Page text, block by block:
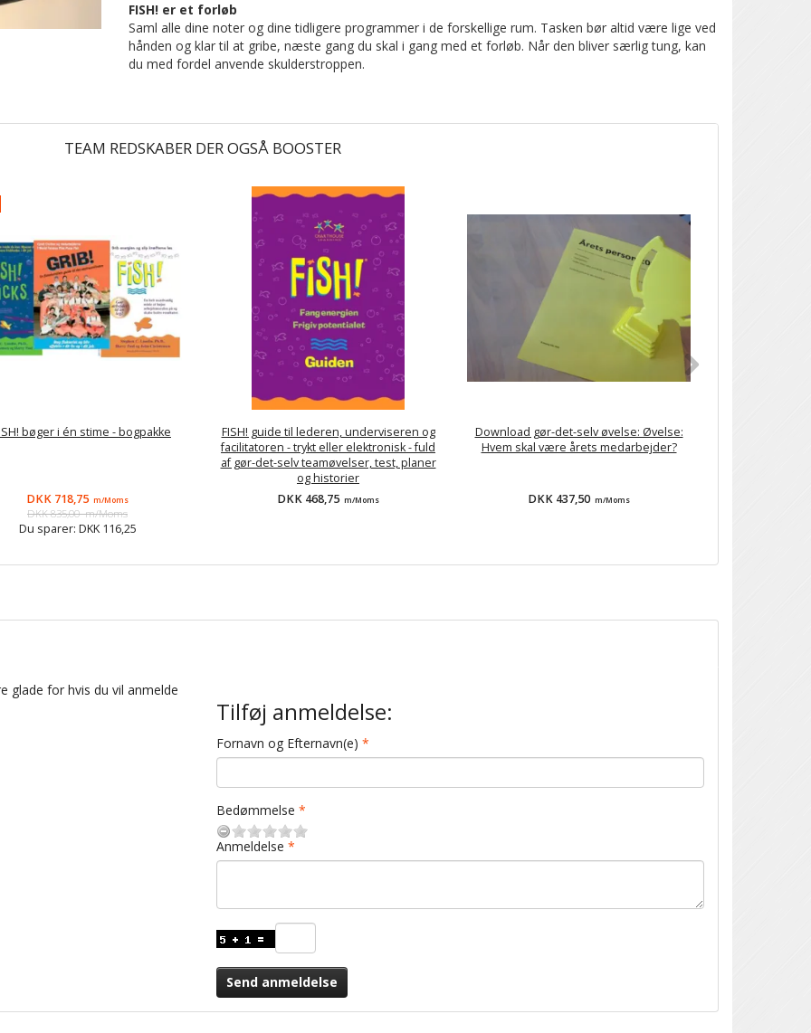
FISH! er et forløb
Saml alle dine noter og dine tidligere programmer i de forskellige rum. Tasken bør altid være lige ved
hånden og klar til at gribe, næste gang du skal i gang med et forløb. Når den bliver særlig tung, kan
du med fordel anvende skulderstroppen.
TEAM REDSKABER DER OGSÅ BOOSTER
bøger i én stime - bogpakke
DKK 718,75 m/Moms
DKK 835,00m/Moms
Du sparer: DKK 116,25
FISH! guide til lederen, underviseren og
facilitatoren - trykt eller elektronisk - fuld
af gør-det-selv teamøvelser, test, planer
og historier
DKK 468,75 m/Moms
Download gør-det-selv øvelse: Øvelse:
Hvem skal være årets medarbejder?
DKK 437,50 m/Moms
glade for hvis du vil anmelde
Tilføj anmeldelse:
Fornavn og Efternavn(e)
Bedømmelse
Anmeldelse
Send anmeldelse